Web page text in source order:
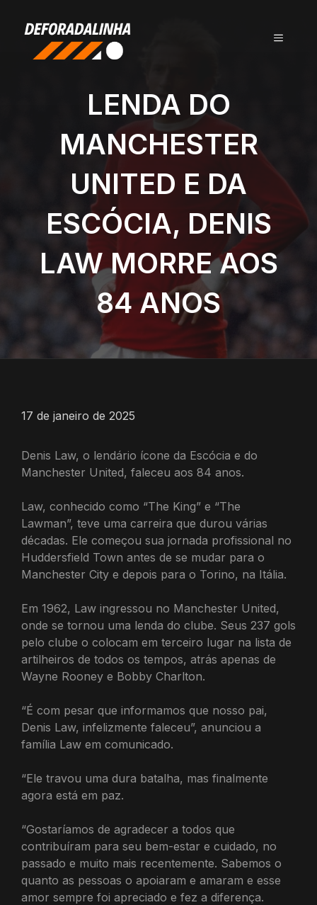
conteúdo
MENU
LENDA DO
MANCHESTER
UNITED E DA
ESCÓCIA, DENIS
LAW MORRE AOS
84 ANOS
17 de janeiro de 2025
Denis Law, o lendário ícone da Escócia e do
Manchester United, faleceu aos 84 anos.
Law, conhecido como “The King” e “The
Lawman”, teve uma carreira que durou várias
décadas. Ele começou sua jornada profissional no
Huddersfield Town antes de se mudar para o
Manchester City e depois para o Torino, na Itália.
Em 1962, Law ingressou no Manchester United,
onde se tornou uma lenda do clube. Seus 237 gols
pelo clube o colocam em terceiro lugar na lista de
artilheiros de todos os tempos, atrás apenas de
Wayne Rooney e Bobby Charlton.
“É com pesar que informamos que nosso pai,
Denis Law, infelizmente faleceu”, anunciou a
família Law em comunicado.
“Ele travou uma dura batalha, mas finalmente
agora está em paz.
“Gostaríamos de agradecer a todos que
contribuíram para seu bem-estar e cuidado, no
passado e muito mais recentemente. Sabemos o
quanto as pessoas o apoiaram e amaram e esse
amor sempre foi apreciado e fez a diferença.